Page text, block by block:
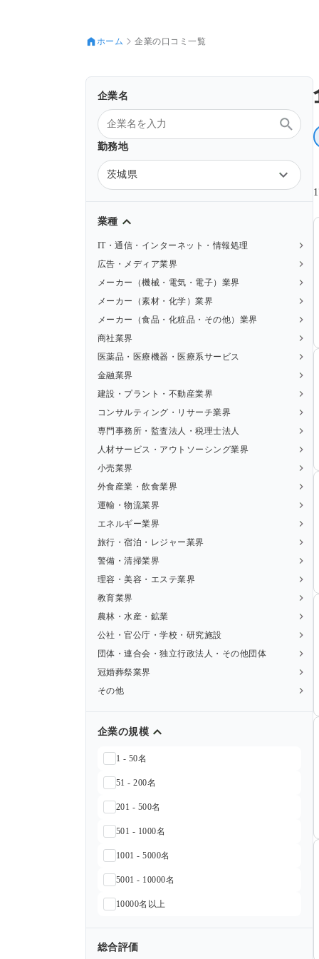
ホーム 企業の口コミ一覧
企業名
勤務地
茨城県
業種
IT・通信・インターネット・情報処理
広告・メディア業界
メーカー（機械・電気・電子）業界
メーカー（素材・化学）業界
メーカー（食品・化粧品・その他）業界
商社業界
医薬品・医療機器・医療系サービス
金融業界
建設・プラント・不動産業界
コンサルティング・リサーチ業界
専門事務所・監査法人・税理士法人
人材サービス・アウトソーシング業界
小売業界
外食産業・飲食業界
運輸・物流業界
エネルギー業界
旅行・宿泊・レジャー業界
警備・清掃業界
理容・美容・エステ業界
教育業界
農林・水産・鉱業
公社・官公庁・学校・研究施設
団体・連合会・独立行政法人・その他団体
冠婚葬祭業界
その他
企業の規模
1 - 50名
51 - 200名
201 - 500名
501 - 1000名
1001 - 5000名
5001 - 10000名
10000名以上
総合評価